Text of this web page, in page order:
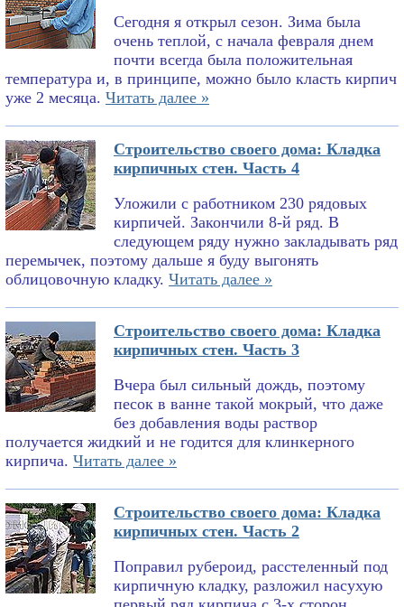
Сегодня я открыл сезон. Зима была
очень теплой, с начала февраля днем
почти всегда была положительная
температура и, в принципе, можно было класть кирпич
уже 2 месяца. Читать далее »
Строительство своего дома: Кладка
кирпичных стен. Часть 4
Уложили с работником 230 рядовых
кирпичей. Закончили 8-й ряд. В
следующем ряду нужно закладывать ряд
перемычек, поэтому дальше я буду выгонять
облицовочную кладку. Читать далее »
Строительство своего дома: Кладка
кирпичных стен. Часть 3
Вчера был сильный дождь, поэтому
песок в ванне такой мокрый, что даже
без добавления воды раствор
получается жидкий и не годится для клинкерного
кирпича. Читать далее »
Строительство своего дома: Кладка
кирпичных стен. Часть 2
Поправил рубероид, расстеленный под
кирпичную кладку, разложил насухую